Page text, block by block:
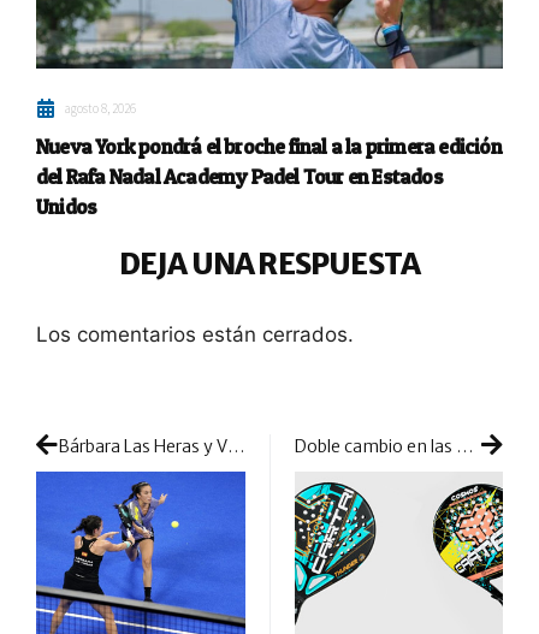
agosto 8, 2026
Nueva York pondrá el broche final a la primera edición
del Rafa Nadal Academy Padel Tour en Estados
Unidos
DEJA UNA RESPUESTA
Los comentarios están cerrados.
Bárbara Las Heras y Vero Virseda empiezan muy fuertes en el cuadro final de Alicante ante ‘Las Atómikas’ Doble cambio en las palas Cartri: la firma mejora sus modelos Cosmos y Thunder Gold